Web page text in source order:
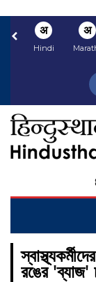
अ
Hindi
अ
রঙের 'ব্যাজ'